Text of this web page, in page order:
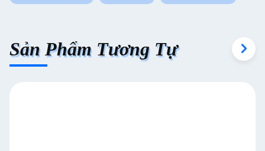
Sản Phẩm Tương Tự